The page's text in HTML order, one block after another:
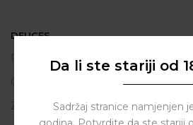
DEUCES
Polačišće 2
City Gallery
Zadar
Da li ste stariji od
Sadržaj stranice namjenjen